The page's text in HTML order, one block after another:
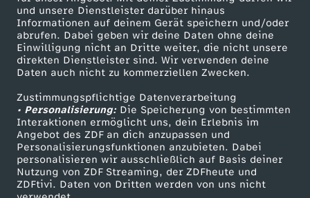
und unsere Dienstleister darüber hinaus
Informationen auf deinem Gerät speichern und/oder
abrufen. Dabei geben wir deine Daten ohne deine
Einwilligung nicht an Dritte weiter, die nicht unsere
direkten Dienstleister sind. Wir verwenden deine
Daten auch nicht zu kommerziellen Zwecken.
Zustimmungspflichtige Datenverarbeitung
• Personalisierung:Die Speicherung von bestimmten
Interaktionen ermöglicht uns, dein Erlebnis im
Angebot des ZDF an dich anzupassen und
Personalisierungsfunktionen anzubieten. Dabei
personalisieren wir ausschließlich auf Basis deiner
Nutzung von ZDF Streaming, der ZDFheute und
ZDFtivi. Daten von Dritten werden von uns nicht
a
n
g
e
r
Mehr ZDF
ZDF-Apps
Smart TV
ZDFtext
Livestreams
Sendungen A-Z
TV-Programm
Service
ZDFmitreden
Kontakt zum ZDF
Tickets
Zuschauerservice
Hilfe